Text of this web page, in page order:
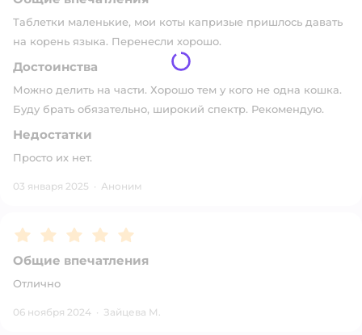
Таблетки маленькие, мои коты капризые пришлось давать
на корень языка. Перенесли хорошо.
Достоинства
Можно делить на части. Хорошо тем у кого не одна кошка.
Буду брать обязательно, широкий спектр. Рекомендую.
Недостатки
Просто их нет.
03 января 2025 · Аноним
Рейтинг:5
Общие впечатления
Отлично
06 ноября 2024 · Зайцева М.